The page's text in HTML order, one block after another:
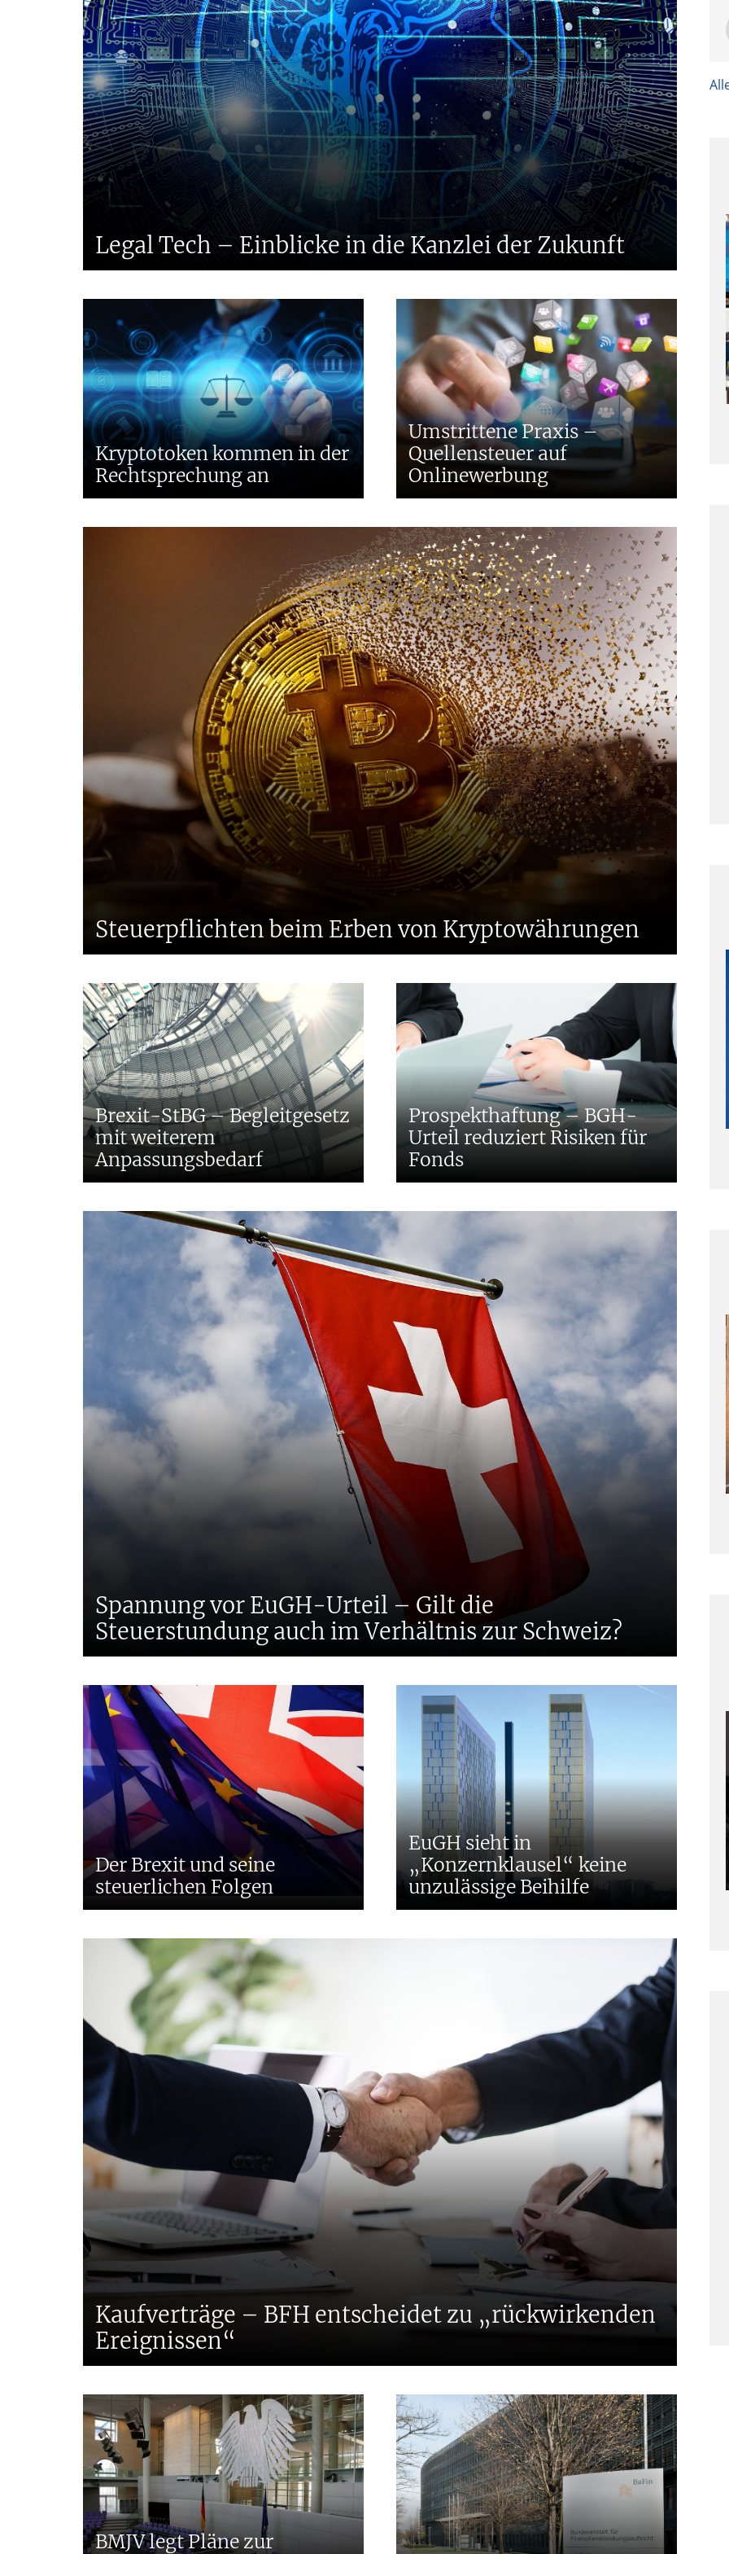
Tax
Legal Tech – Einblicke in die Kanzlei der Zukunft
Kryptotoken kommen in der
Rechtsprechung an
Umstrittene Praxis –
Quellensteuer auf
Onlinewerbung
Steuerpflichten beim Erben von Kryptowährungen
Brexit-StBG – Begleitgesetz
mit weiterem
Anpassungsbedarf
Prospekthaftung – BGH-
Urteil reduziert Risiken für
Fonds
Spannung vor EuGH-Urteil – Gilt die
Steuerstundung auch im Verhältnis zur Schweiz?
Der Brexit und seine
steuerlichen Folgen
EuGH sieht in
„Konzernklausel“ keine
unzulässige Beihilfe
Kaufverträge – BFH entscheidet zu „rückwirkenden
Ereignissen“
BMJV legt Pläne zur